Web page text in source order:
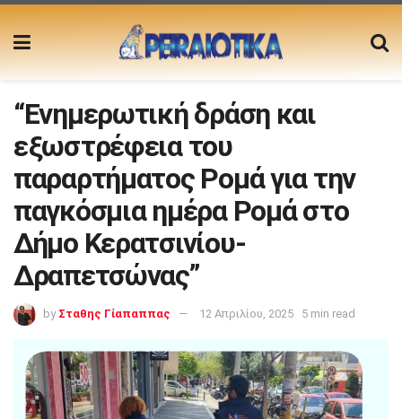
“Ενημερωτική δράση και
εξωστρέφεια του
παραρτήματος Ρομά για την
παγκόσμια ημέρα Ρομά στο
Δήμο Κερατσινίου-
Δραπετσώνας”
by Σταθης Γίαπαππας 12 Απριλίου, 2025 5 min read